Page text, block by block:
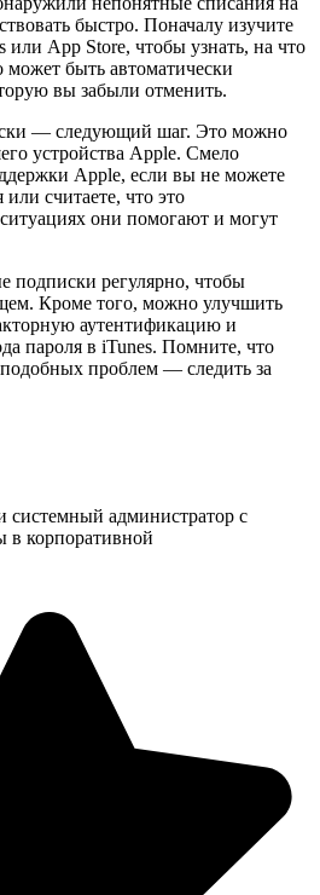
быстро. Поначалу изучите
App Store, чтобы узнать, на что
быть автоматически
вы забыли отменить.
— следующий шаг. Это можно
устройства Apple. Смело
Apple, если вы не можете
считаете, что это
они помогают и могут
подписки регулярно, чтобы
Кроме того, можно улучшить
аутентификацию и
пароля в iTunes. Помните, что
проблем — следить за
системный администратор с
в корпоративной